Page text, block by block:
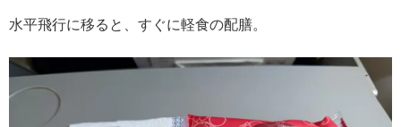
水平飛行に移ると、すぐに軽食の配膳。